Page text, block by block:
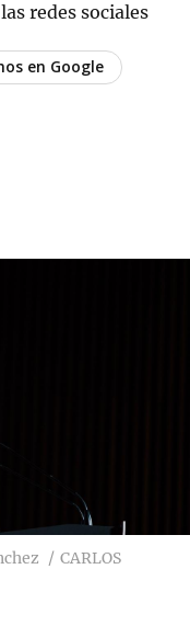
redes sociales
en Google
CARLOS